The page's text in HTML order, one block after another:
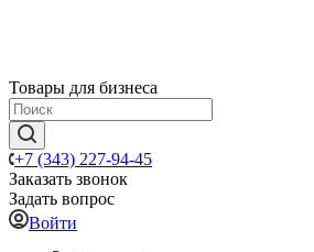
Товары для бизнеса
+7 (343) 227-94-45
Заказать звонок
Задать вопрос
Войти